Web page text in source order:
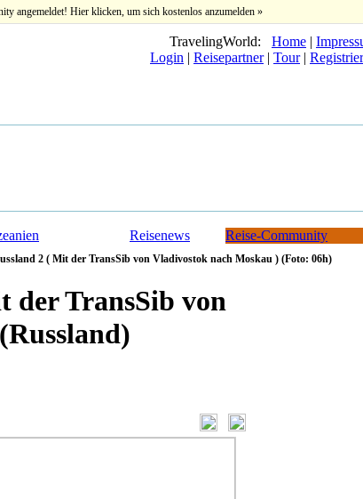
angemeldet! Hier klicken, um sich kostenlos anzumelden »
TravelingWorld: Home |
Login | Reisepartner| Tour|
Reisenews Reise-Community
2 ( Mit der TransSib von Vladivostok nach Moskau ) (Foto: 06h)
der TransSib von